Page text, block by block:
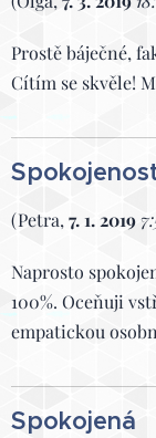
Prostě báječné,
Cítím se skvěle!
(Petra,7. 1. 2019
Naprosto
100%. Oceňuji
empatickou
Spokojená